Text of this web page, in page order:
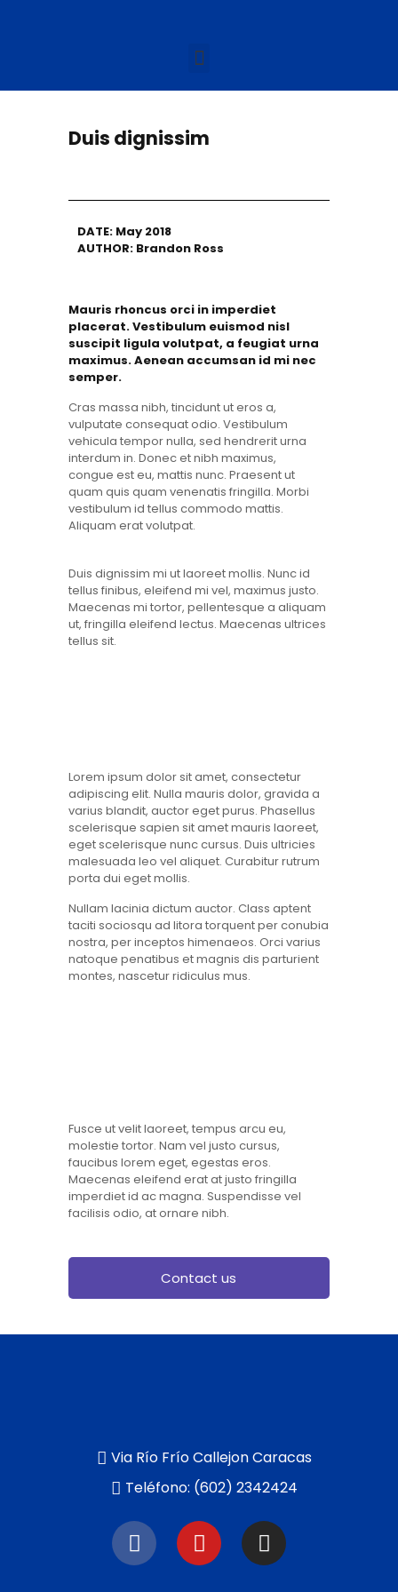
Duis dignissim
DATE: May 2018
AUTHOR: Brandon Ross
Mauris rhoncus orci in imperdiet
placerat. Vestibulum euismod nisl
suscipit ligula volutpat, a feugiat urna
maximus. Aenean accumsan id mi nec
semper.
Cras massa nibh, tincidunt ut eros a,
vulputate consequat odio. Vestibulum
vehicula tempor nulla, sed hendrerit urna
interdum in. Donec et nibh maximus,
congue est eu, mattis nunc. Praesent ut
quam quis quam venenatis fringilla. Morbi
vestibulum id tellus commodo mattis.
Aliquam erat volutpat.
Duis dignissim mi ut laoreet mollis. Nunc id
tellus finibus, eleifend mi vel, maximus justo.
Maecenas mi tortor, pellentesque a aliquam
ut, fringilla eleifend lectus. Maecenas ultrices
tellus sit.
Lorem ipsum dolor sit amet, consectetur
adipiscing elit. Nulla mauris dolor, gravida a
varius blandit, auctor eget purus. Phasellus
scelerisque sapien sit amet mauris laoreet,
eget scelerisque nunc cursus. Duis ultricies
malesuada leo vel aliquet. Curabitur rutrum
porta dui eget mollis.
Nullam lacinia dictum auctor. Class aptent
taciti sociosqu ad litora torquent per conubia
nostra, per inceptos himenaeos. Orci varius
natoque penatibus et magnis dis parturient
montes, nascetur ridiculus mus.
Fusce ut velit laoreet, tempus arcu eu,
molestie tortor. Nam vel justo cursus,
faucibus lorem eget, egestas eros.
Maecenas eleifend erat at justo fringilla
imperdiet id ac magna. Suspendisse vel
facilisis odio, at ornare nibh.
Contact us
Via Río Frío Callejon Caracas
Teléfono: (602) 2342424